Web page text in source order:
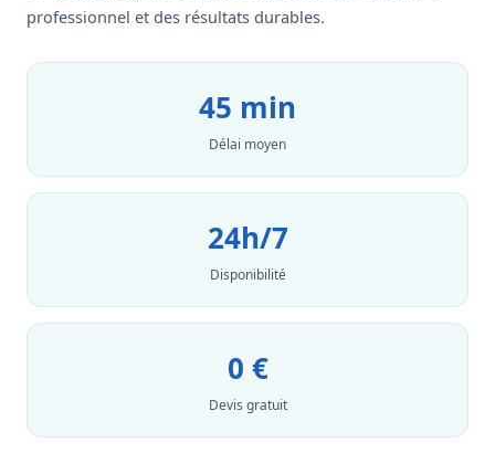
professionnel et des résultats durables.
45 min
Délai moyen
24h/7
Disponibilité
0 €
Devis gratuit